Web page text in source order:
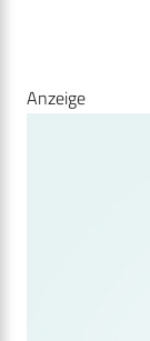
Anzeige